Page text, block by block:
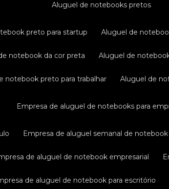
aluguel de notebooks pretos
preto para startup aluguel de
notebook da cor preta aluguel de
notebook preto para trabalhar aluguel de
empresa de aluguel de notebooks para
empresa de aluguel semanal de
de aluguel de notebook empresarial
de aluguel de notebook para escritório